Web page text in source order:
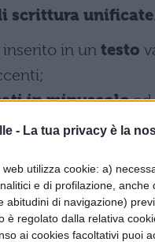
- La tua privacy è la
utilizza cookie: a)
e di profilazione,
abitudini di navigazione)
è regolato dalla relativa
ai cookies facoltativi puoi
scrittura unificate
inserito in un testo
in minuscoload
uno scienziato,
uno spazioo divisi
esse devono